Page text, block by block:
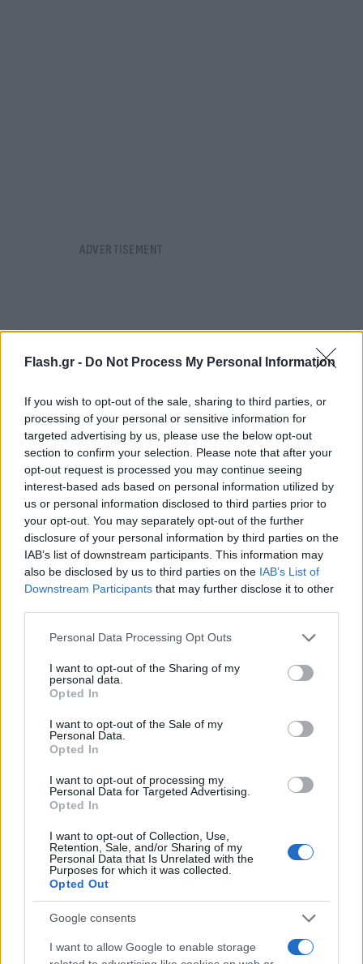
Flash.gr - Do Not Process My Personal Information
If you wish to opt-out of the sale, sharing to third parties, or
processing of your personal or sensitive information for
targeted advertising by us, please use the below opt-out
section to confirm your selection. Please note that after your
opt-out request is processed you may continue seeing
interest-based ads based on personal information utilized by
us or personal information disclosed to third parties prior to
your opt-out. You may separately opt-out of the further
disclosure of your personal information by third parties on the
IAB’s list of downstream participants. This information may
also be disclosed by us to third parties on the IAB’s List of
Downstream Participants that may further disclose it to other
Please note that this website/app uses one or more Google
not limited to your visit or usage behaviour. You may click to
grant or deny consent to Google and its third-party tags to
use your data for below specified purposes in below Google
consent section.
Personal Data Processing Opt Outs
I want to opt-out of the Sharing of my
personal data.
Opted In
I want to opt-out of the Sale of my
Personal Data.
Opted In
I want to opt-out of processing my
Personal Data for Targeted Advertising.
Opted In
I want to opt-out of Collection, Use,
Retention, Sale, and/or Sharing of my
Personal Data that Is Unrelated with the
Purposes for which it was collected.
Opted Out
Google consents
I want to allow Google to enable storage
Οι κατασκευαστές μπόρεσαν να αποσυνδέσουν τις
εκπομπές CO2 από την αύξηση της παραγωγής
προμηθεύοντας ολοένα και περισσότερο ενέργεια
από ανανεώσιμες πηγές.
Επίσης, η ποσότητα των πτητικών οργανικών
ενώσεων (VOC) που εκπέμπεται ανά επιβατικό
αυτοκίνητο που παράγεται έχει μειωθεί κατά 47%
(VOC) είναι οργανικοί διαλύτες που εκπέμπονται
κυρίως από τομέα της βαφής των αυτοκινήτων. Με
νέες τεχνολογίες, όπως η αντικατάσταση
χρωμάτων με βάση διαλύτες και με περισσότερο
νερό στις βασικές βαφές κατάφεραν να μειώσουν
τις συνολικές εκπομπές VOC κατά 61% τα τελευταία
17 χρόνια.
Τέλος, οι Ευρωπαίοι κατασκευαστές αυτοκινήτων
παραγωγή αυτοκινήτων κατά 6% από το 2005.